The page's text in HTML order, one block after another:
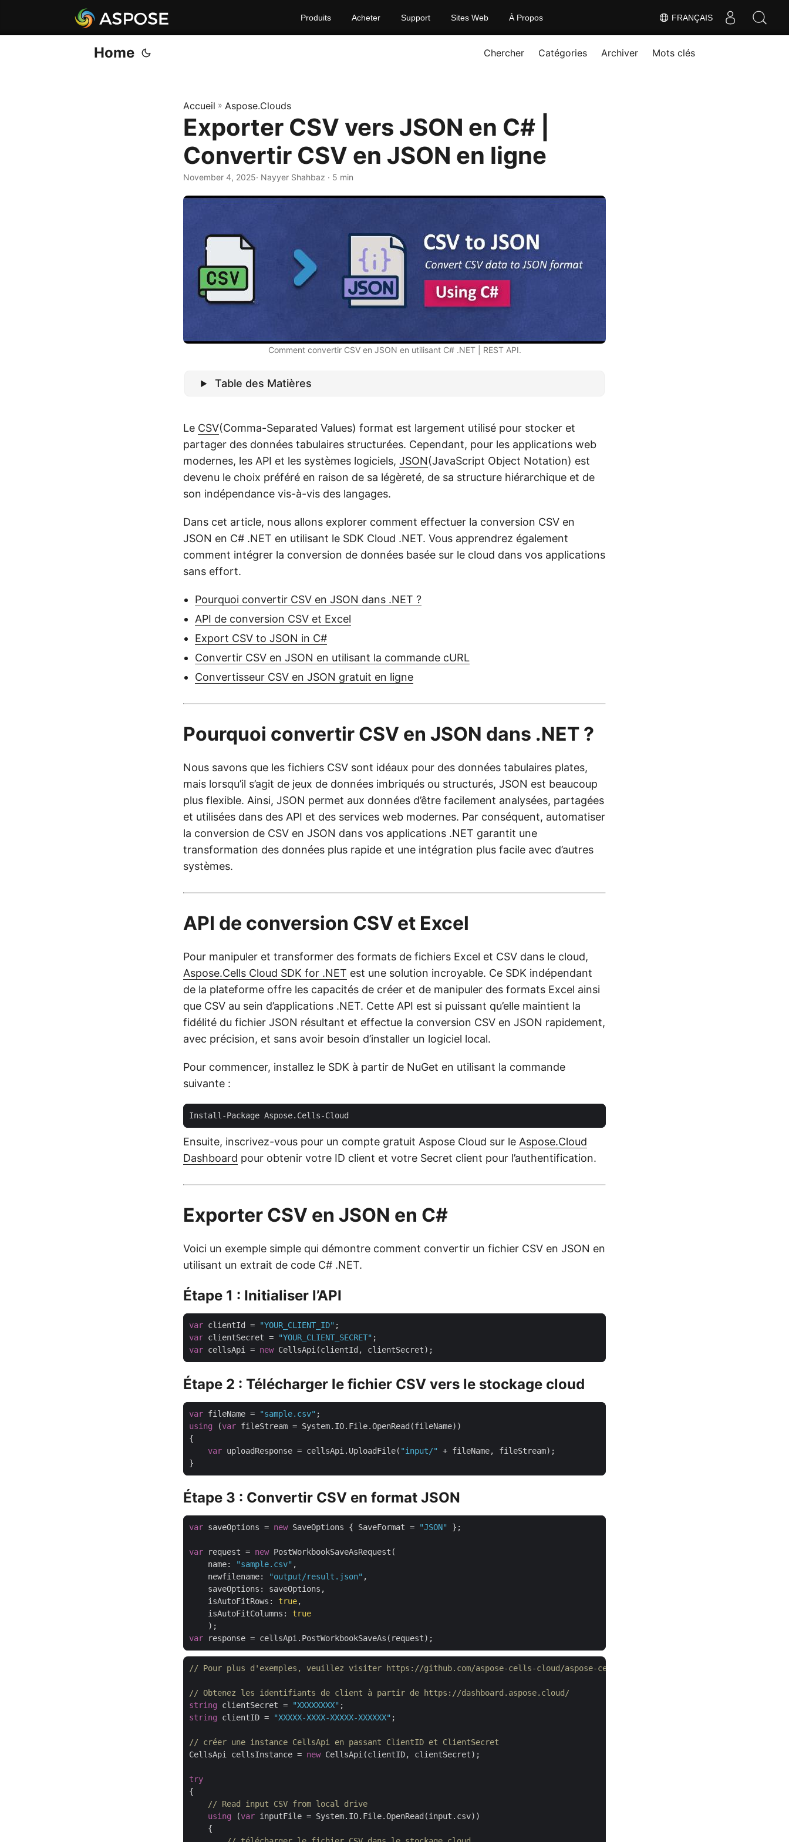
FRANÇAIS
Produits Acheter Support Sites Web À Propos
Home Chercher Catégories Archiver Mots clés
Accueil » Aspose.Clouds
Exporter CSV vers JSON en C# |
Convertir CSV en JSON en ligne
November 4, 2025· Nayyer Shahbaz · 5 min
Comment convertir CSV en JSON en utilisant C# .NET | REST API.
Table des Matières
Le CSV(Comma-Separated Values) format est largement utilisé pour stocker et
partager des données tabulaires structurées. Cependant, pour les applications web
modernes, les API et les systèmes logiciels, JSON(JavaScript Object Notation) est
devenu le choix préféré en raison de sa légèreté, de sa structure hiérarchique et de
son indépendance vis-à-vis des langages.
Dans cet article, nous allons explorer comment effectuer la conversion CSV en
JSON en C# .NET en utilisant le SDK Cloud .NET. Vous apprendrez également
comment intégrer la conversion de données basée sur le cloud dans vos applications
sans effort.
Pourquoi convertir CSV en JSON dans .NET ?
API de conversion CSV et Excel
Export CSV to JSON in C#
Convertir CSV en JSON en utilisant la commande cURL
Convertisseur CSV en JSON gratuit en ligne
Pourquoi convertir CSV en JSON dans .NET ?
Nous savons que les fichiers CSV sont idéaux pour des données tabulaires plates,
mais lorsqu’il s’agit de jeux de données imbriqués ou structurés, JSON est beaucoup
plus flexible. Ainsi, JSON permet aux données d’être facilement analysées, partagées
et utilisées dans des API et des services web modernes. Par conséquent, automatiser
la conversion de CSV en JSON dans vos applications .NET garantit une
transformation des données plus rapide et une intégration plus facile avec d’autres
systèmes.
API de conversion CSV et Excel
Pour manipuler et transformer des formats de fichiers Excel et CSV dans le cloud,
Aspose.Cells Cloud SDK for .NET est une solution incroyable. Ce SDK indépendant
de la plateforme offre les capacités de créer et de manipuler des formats Excel ainsi
que CSV au sein d’applications .NET. Cette API est si puissant qu’elle maintient la
fidélité du fichier JSON résultant et effectue la conversion CSV en JSON rapidement,
avec précision, et sans avoir besoin d’installer un logiciel local.
Pour commencer, installez le SDK à partir de NuGet en utilisant la commande
suivante :
Ensuite, inscrivez-vous pour un compte gratuit Aspose Cloud sur le Aspose.Cloud
Dashboard pour obtenir votre ID client et votre Secret client pour l’authentification.
Exporter CSV en JSON en C#
Voici un exemple simple qui démontre comment convertir un fichier CSV en JSON en
utilisant un extrait de code C# .NET.
Étape 1 : Initialiser l’API
var clientId = "YOUR_CLIENT_ID"
var clientSecret = "YOUR_CLIENT_SECRET"
var cellsApi = new
Étape 2 : Télécharger le fichier CSV vers le stockage cloud
var fileName = "sample.csv"
using (var
var uploadResponse = cellsApi.UploadFile( "input/"
Étape 3 : Convertir CSV en format JSON
var saveOptions = new SaveOptions { SaveFormat = "JSON"
var request = new
    name:
"sample.csv"
    newfilename:
"output/result.json"
    isAutoFitRows:
true
    isAutoFitColumns:
true
var
// Pour plus d'exemples, veuillez visiter https://github.com/aspose-cells-cloud/aspose-cells-cloud-dotnet
// Obtenez les identifiants de client à partir de https://dashboard.aspose.cloud/
string clientSecret = "XXXXXXXX"
string clientID = "XXXXX-XXXX-XXXXX-XXXXXX" ;
// créer une instance CellsApi en passant ClientID et ClientSecret
CellsApi cellsInstance = new CellsApi(clientID, clientSecret);
try
{
// Read input CSV from local drive
using (var inputFile = System.IO.File.OpenRead(input.csv))
    {